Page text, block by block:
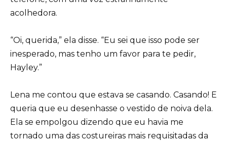
acolhedora.
“Oi, querida,” ela disse. “Eu sei que isso pode ser
inesperado, mas tenho um favor para te pedir,
Hayley.”
Lena me contou que estava se casando. Casando! E
queria que eu desenhasse o vestido de noiva dela.
Ela se empolgou dizendo que eu havia me
tornado uma das costureiras mais requisitadas da